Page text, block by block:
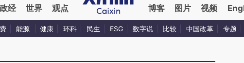
政经 世界 观点 博客 图片 视频
能源 健康 环科 民生 ESG 数字说 比较 中国改革 专题